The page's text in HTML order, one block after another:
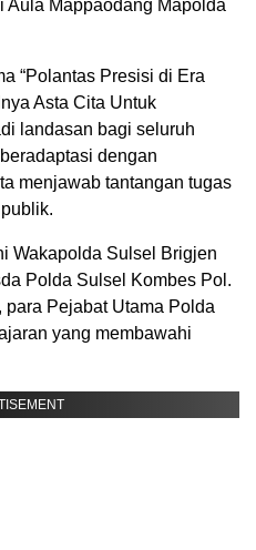
Aula Mappaodang Mapolda
“Polantas Presisi di Era
Asta Cita Untuk
landasan bagi seluruh
dengan
menjawab tantangan tugas
Wakapolda Sulsel Brigjen
Polda Sulsel Kombes Pol.
para Pejabat Utama Polda
yang membawahi